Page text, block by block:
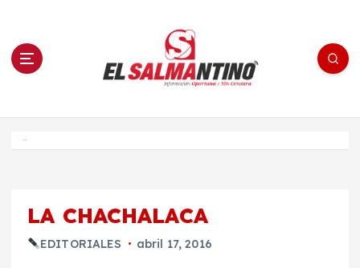
n El Salmantino - medios/noticias/editorial
LA CHACHALACA
EDITORIALES abril 17, 2016